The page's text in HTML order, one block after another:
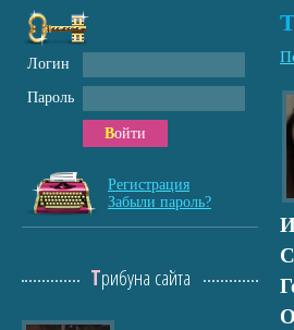
Логин
Пароль
Войти
Регистрация
Забыли пароль?
Трибуна сайта